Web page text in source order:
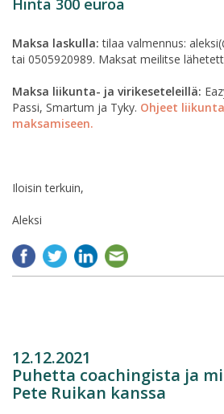
Hinta 300 euroa
Maksa laskulla: tilaa valmennus:
tai 0505920989. Maksat meilitse
Maksa liikunta- ja virikeseteleillä:
Passi, Smartum ja Tyky. Ohjeet
maksamiseen.
Iloisin terkuin,
Aleksi
12.12.2021
Puhetta coachingista ja
Pete Ruikan kanssa